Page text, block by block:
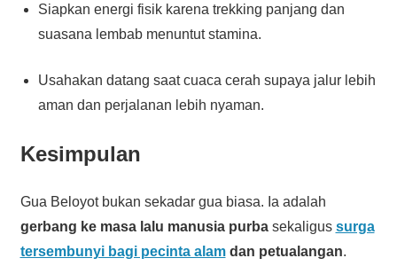
Siapkan energi fisik karena trekking panjang dan
suasana lembab menuntut stamina.
Usahakan datang saat cuaca cerah supaya jalur lebih
aman dan perjalanan lebih nyaman.
Kesimpulan
Gua Beloyot bukan sekadar gua biasa. Ia adalah
gerbang ke masa lalu manusia purbasekaligus surga
tersembunyi bagi pecinta alamdan petualangan.